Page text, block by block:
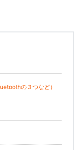
の３つなど）